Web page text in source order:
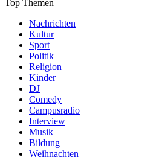
Top Themen
Nachrichten
Kultur
Sport
Politik
Religion
Kinder
DJ
Comedy
Campusradio
Interview
Musik
Bildung
Weihnachten